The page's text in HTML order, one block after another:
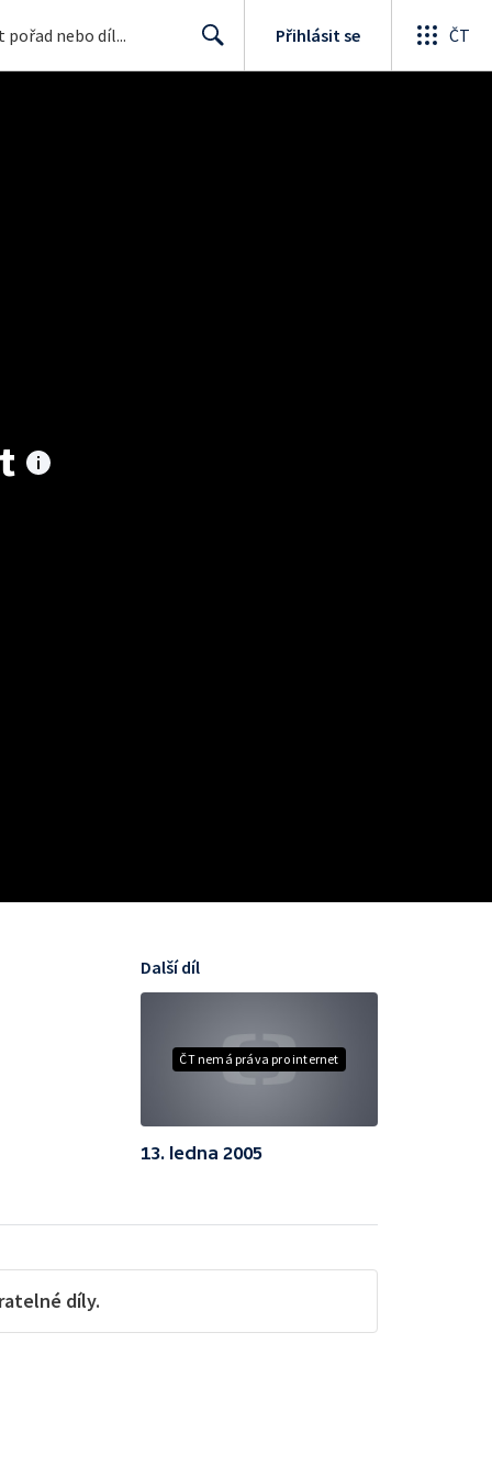
Přihlásit se ČT
ČT nemá práva pro internet
Další díl
13. ledna 2005
díly.